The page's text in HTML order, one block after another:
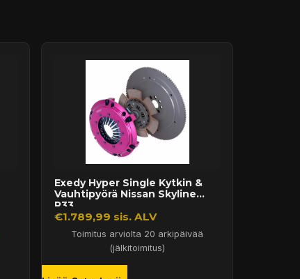
Exedy Hyper Single Kytkin &
Vauhtipyörä Nissan Skyline
R33...
€1.789,99 sis. ALV
Toimitus arviolta 20 arkipäivää
(jälkitoimitus)